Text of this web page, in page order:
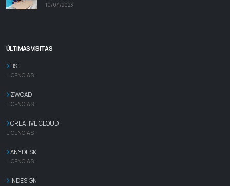
10/04/2023
ÚLTIMAS VISITAS
BSI
LICENCIAS
ZWCAD
LICENCIAS
CREATIVE CLOUD
LICENCIAS
ANYDESK
LICENCIAS
INDESIGN